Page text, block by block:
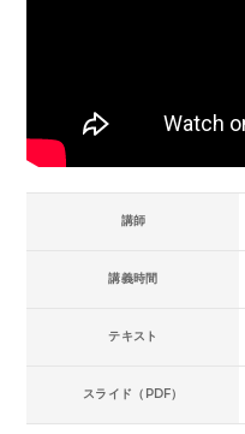
講師
講義時間
テキスト
スライド（PDF）